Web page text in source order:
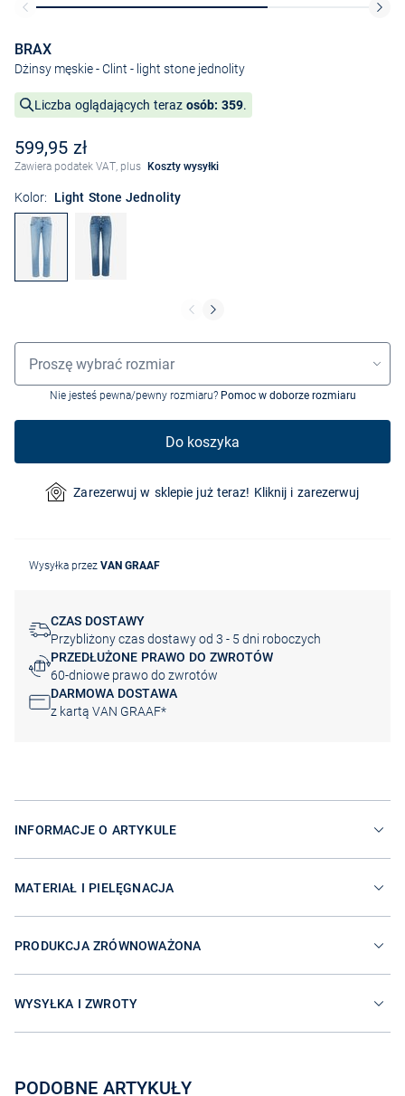
BRAX
Dżinsy męskie - Clint - light stone jednolity
Liczba oglądających teraz osób: 359.
599,95 zł
Zawiera podatek VAT, plus Koszty wysyłki
Kolor: Light Stone Jednolity
Wybór rozmiaru
Proszę wybrać rozmiar
Nie jesteś pewna/pewny rozmiaru? Pomoc w doborze rozmiaru
Do koszyka
Zarezerwuj w sklepie już teraz! Kliknij i zarezerwuj
Wysyłka przez VAN GRAAF
CZAS DOSTAWY
Przybliżony czas dostawy od 3 - 5 dni roboczych
PRZEDŁUŻONE PRAWO DO ZWROTÓW
60-dniowe prawo do zwrotów
DARMOWA DOSTAWA
z kartą VAN GRAAF*
INFORMACJE O ARTYKULE
MATERIAŁ I PIELĘGNACJA
PRODUKCJA ZRÓWNOWAŻONA
WYSYŁKA I ZWROTY
PODOBNE ARTYKUŁY